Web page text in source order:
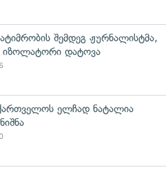
შემდეგ ჟურნალისტმა,
იზოლატორი დატოვა
ელჩად ნატალია